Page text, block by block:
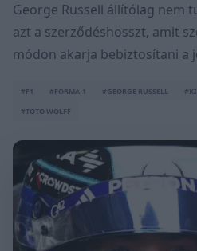
George Russell állítólag nem
azt a szerződéshosszt, amit
módon akarja bebiztosítani a
#F1 #FORMA-1 #GEORGE RUSSELL
#TOTO WOLFF